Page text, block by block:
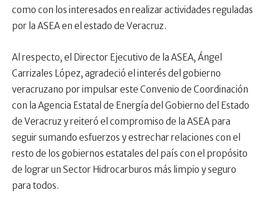
como con los interesados en realizar actividades reguladas
por la ASEA en el estado de Veracruz.
Al respecto, el Director Ejecutivo de la ASEA, Ángel
Carrizales López, agradeció el interés del gobierno
veracruzano por impulsar este Convenio de Coordinación
con la Agencia Estatal de Energía del Gobierno del Estado
de Veracruz y reiteró el compromiso de la ASEA para
seguir sumando esfuerzos y estrechar relaciones con el
resto de los gobiernos estatales del país con el propósito
de lograr un Sector Hidrocarburos más limpio y seguro
para todos.